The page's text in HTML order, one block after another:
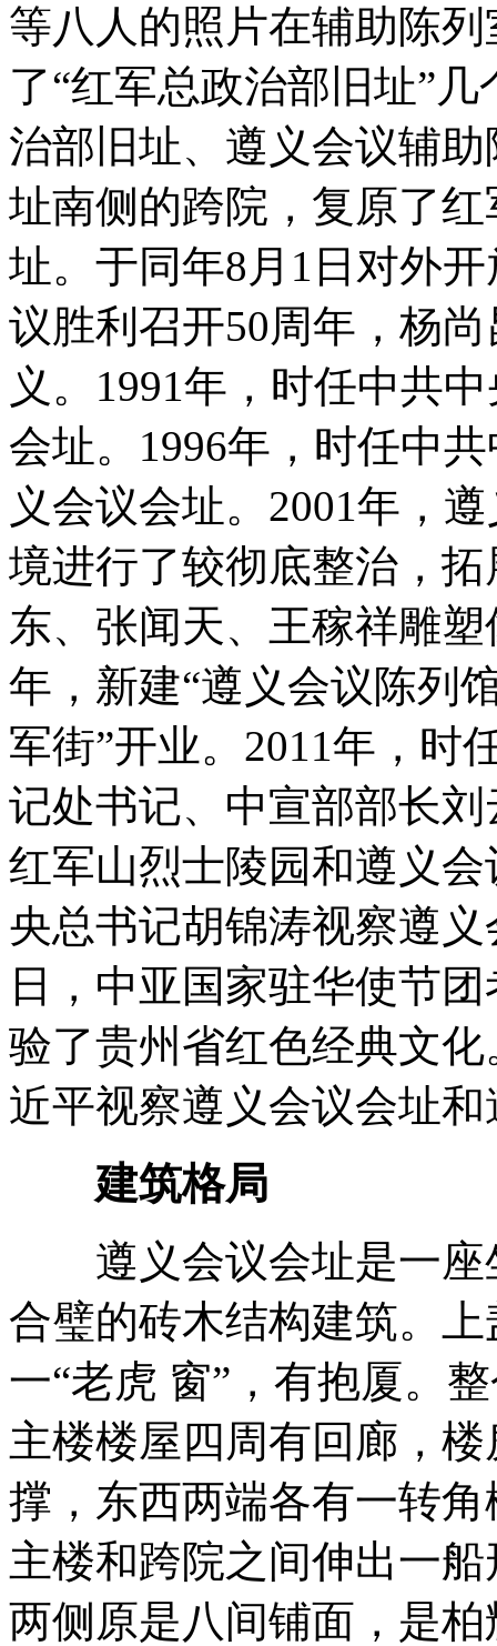
等八人的照片在辅助陈
了“红军总政治部旧址”
治部旧址、遵义会议辅
址南侧的跨院，复原了
址。于同年8月1日对外
议胜利召开50周年，杨
义。1991年，时任中共
会址。1996年，时任中
义会议会址。2001年，
境进行了较彻底整治，
东、张闻天、王稼祥雕
年，新建“遵义会议陈列
军街”开业。2011年，时
记处书记、中宣部部长
红军山烈士陵园和遵义
央总书记胡锦涛视察遵
日，中亚国家驻华使节
验了贵州省红色经典文
近平视察遵义会议会址
建筑格局
遵义会议会址是一座
合璧的砖木结构建筑。
一“老虎 窗”，有抱厦。
主楼楼屋四周有回廊，
撑，东西两端各有一转
主楼和跨院之间伸出一
两侧原是八间铺面，是